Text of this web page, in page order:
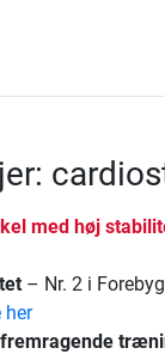
med høj
– Nr. 2 i
her